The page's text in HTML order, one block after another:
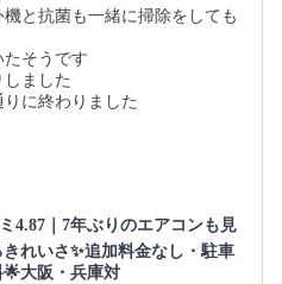
と抗菌も一緒に掃除をしても
そうです
ました
に終わりました
4.87｜7年ぶりのエアコンも見
れいさ✨追加料金なし・駐車
大阪・兵庫対